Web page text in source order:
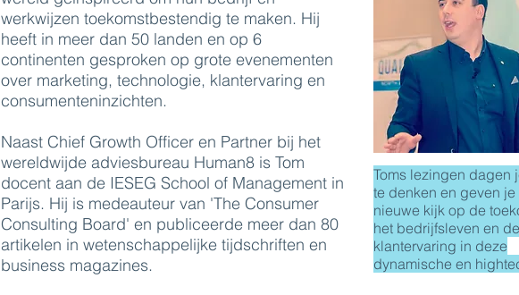
werkwijzen toekomstbestendig te maken. Hij
heeft in meer dan 50 landen en op 6
continenten gesproken op grote evenementen
over marketing, technologie, klantervaring en
consumenteninzichten.
Naast Chief Growth Officer en Partner bij het
wereldwijde adviesbureau Human8 is Tom
docent aan de IESEG School of Management in
Parijs. Hij is medeauteur van 'The Consumer
Consulting Board' en publiceerde meer dan 80
artikelen in wetenschappelijke tijdschriften en
business magazines.
Toms lezingen dagen
te denken en geven je
nieuwe kijk op de
het bedrijfsleven en de
klantervaring in deze
dynamische en